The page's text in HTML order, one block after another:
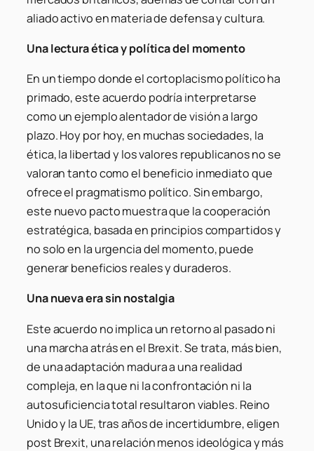
aliado activo en materia de defensa y cultura.
Una lectura ética y política del momento
En un tiempo donde el cortoplacismo político ha
primado, este acuerdo podría interpretarse
como un ejemplo alentador de visión a largo
plazo. Hoy por hoy, en muchas sociedades, la
ética, la libertad y los valores republicanos no se
valoran tanto como el beneficio inmediato que
ofrece el pragmatismo político. Sin embargo,
este nuevo pacto muestra que la cooperación
estratégica, basada en principios compartidos y
no solo en la urgencia del momento, puede
generar beneficios reales y duraderos.
Una nueva era sin nostalgia
Este acuerdo no implica un retorno al pasado ni
una marcha atrás en el Brexit. Se trata, más bien,
de una adaptación madura a una realidad
compleja, en la que ni la confrontación ni la
autosuficiencia total resultaron viables. Reino
Unido y la UE, tras años de incertidumbre, eligen
post Brexit, una relación menos ideológica y más